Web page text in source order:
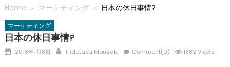
Home マーケティング 日本の休日事情?
マーケティング
日本の休日事情?
Posted
2018年1月8日 Author
Hidetaka Morisaki Comment(0) 1882 Views